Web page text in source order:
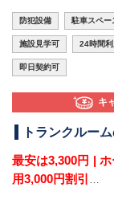
防犯設備 駐車スペー
施設見学可 24時間
即日契約可
キ
トランクルー
最安は3,300円 |
用3,000円割引